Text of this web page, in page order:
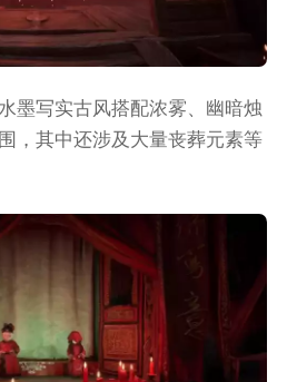
墨写实古风搭配浓雾、幽暗烛
，其中还涉及大量丧葬元素等